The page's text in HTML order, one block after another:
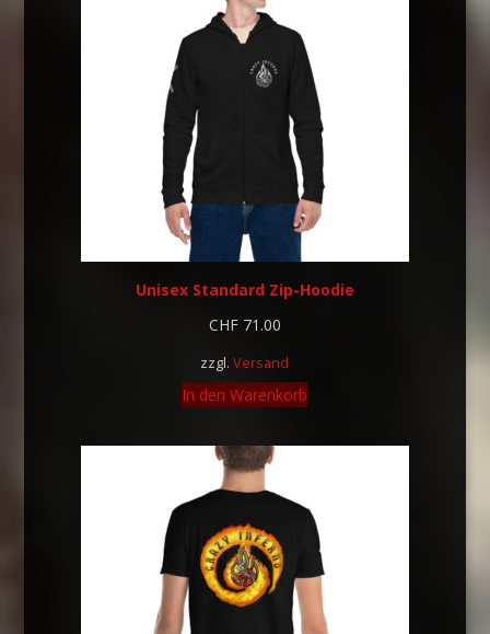
Unisex Standard Zip-Hoodie
CHF71.00
zzgl.Versand
In den Warenkorb